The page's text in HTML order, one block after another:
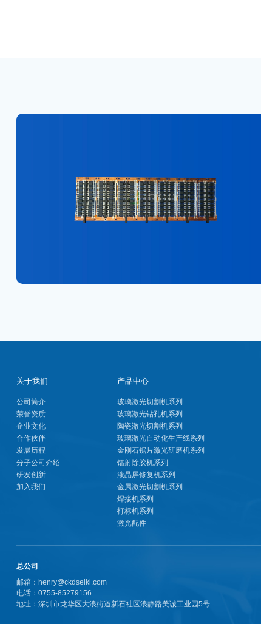
关于我们
公司简介
荣誉资质
企业文化
合作伙伴
发展历程
分子公司介绍
研发创新
加入我们
产品中心
玻璃激光切割机系列
玻璃激光钻孔机系列
陶瓷激光切割机系列
玻璃激光自动化生产线系列
金刚石锯片激光研磨机系列
镭射除胶机系列
液晶屏修复机系列
金属激光切割机系列
焊接机系列
打标机系列
激光配件
总公司
邮箱：henry@ckdseiki.com
电话：0755-85279156
地址：深圳市龙华区大浪街道新石社区浪静路美诚工业园5号